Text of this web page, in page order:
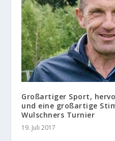
Großartiger Sport,
und eine großartige
Wulschners Turnier
19. Juli 2017